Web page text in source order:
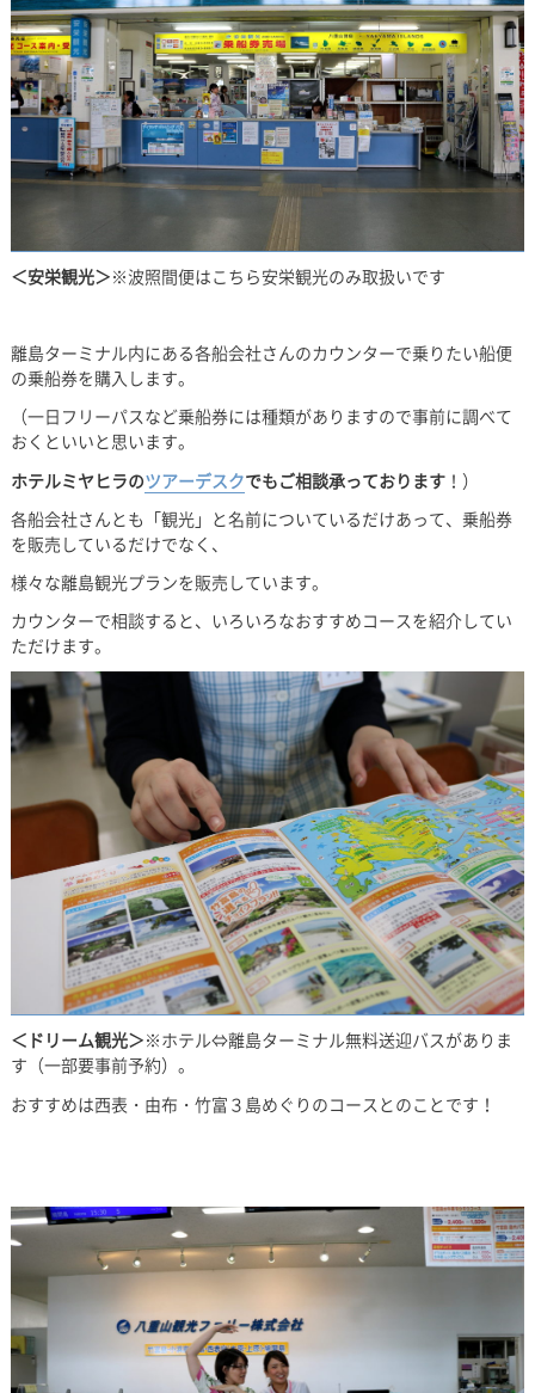
＜安栄観光＞※波照間便はこちら安栄観光のみ取扱いです
離島ターミナル内にある各船会社さんのカウンターで乗りたい船便
の乗船券を購入します。
（一日フリーパスなど乗船券には種類がありますので事前に調べて
おくといいと思います。
ホテルミヤヒラのツアーデスクでもご相談承っております！）
各船会社さんとも「観光」と名前についているだけあって、乗船券
を販売しているだけでなく、
様々な離島観光プランを販売しています。
カウンターで相談すると、いろいろなおすすめコースを紹介してい
ただけます。
＜ドリーム観光＞※ホテル⇔離島ターミナル無料送迎バスがありま
す（一部要事前予約）。
おすすめは西表・由布・竹富３島めぐりのコースとのことです！